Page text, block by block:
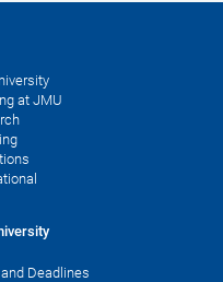
at JMU
Deadlines